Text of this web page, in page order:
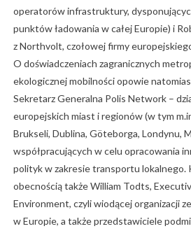
operatorów infrastruktury,
punktów ładowania w całej Europie) i
z Northvolt, czołowej firmy
O doświadczeniach zagranicznych
ekologicznej mobilności opowie
Sekretarz Generalna Polis Network –
europejskich miast i regionów (w tym
Brukseli, Dublina, Göteborga, Londynu,
współpracujących w celu opracowania
polityk w zakresie transportu lokalnego.
obecnością także William Todts,
Environment, czyli wiodącej organizacji
w Europie, a także przedstawiciele